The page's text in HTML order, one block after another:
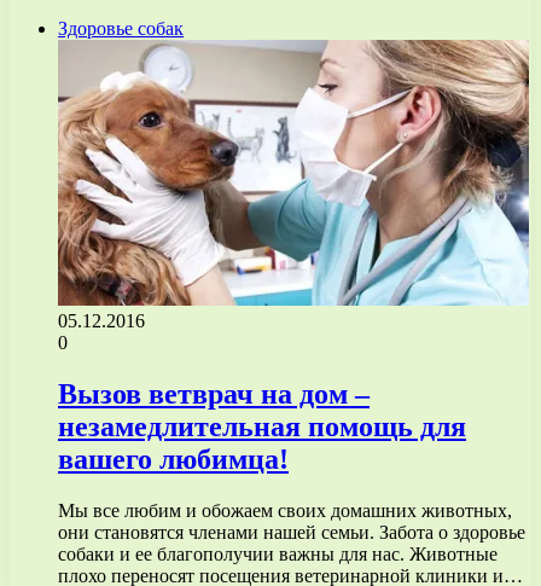
Здоровье собак
05.12.2016
0
Вызов ветврач на дом –
незамедлительная помощь для
вашего любимца!
Мы все любим и обожаем своих домашних животных,
они становятся членами нашей семьи. Забота о здоровье
собаки и ее благополучии важны для нас. Животные
плохо переносят посещения ветеринарной клиники и…